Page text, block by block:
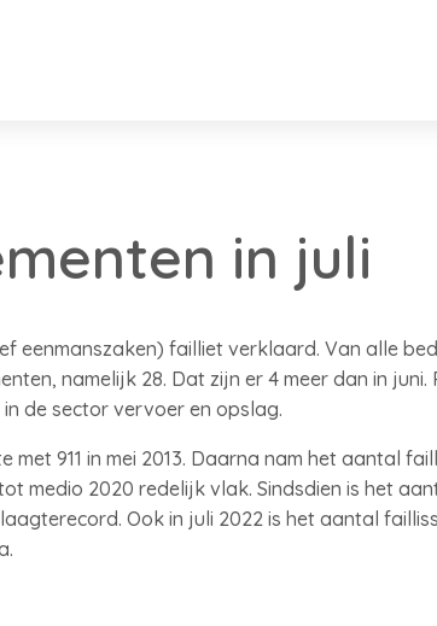
in juli
eenmanszaken) failliet verklaard. Van alle
namelijk 28. Dat zijn er 4 meer dan in juni.
de sector vervoer en opslag.
911 in mei 2013. Daarna nam het aantal
medio 2020 redelijk vlak. Sindsdien is het
Ook in juli 2022 is het aantal